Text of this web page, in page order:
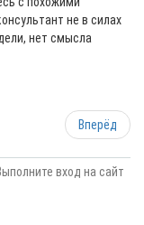
не в силах
нет смысла
Вперёд
вход на сайт